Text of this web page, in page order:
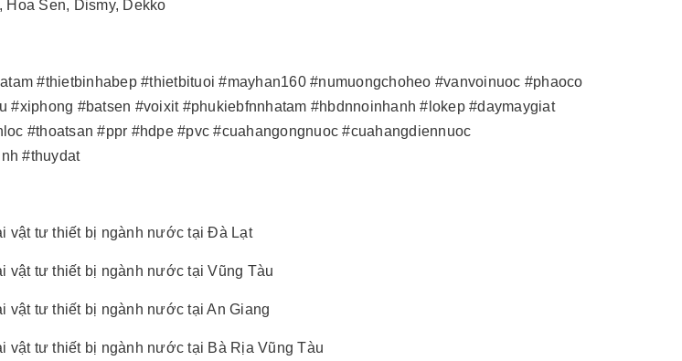
Hoa Sen, Dismy, Dekko
#thietbinhabep #thietbituoi #mayhan160 #numuongchoheo #vanvoinuoc #phaoco
#xiphong #batsen #voixit #phukiebfnnhatam #hbdnnoinhanh #lokep #daymaygiat
#thoatsan #ppr #hdpe #pvc #cuahangongnuoc #cuahangdiennuoc
#thuydat
vật tư thiết bị ngành nước tại Đà Lạt
vật tư thiết bị ngành nước tại Vũng Tàu
vật tư thiết bị ngành nước tại An Giang
vật tư thiết bị ngành nước tại Bà Rịa Vũng Tàu